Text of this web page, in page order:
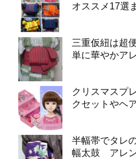
オススメ17選
三重仮紐は超
単に華やかア
クリスマスプ
クセットやヘ
半幅帯でタレ
幅太鼓 アレ